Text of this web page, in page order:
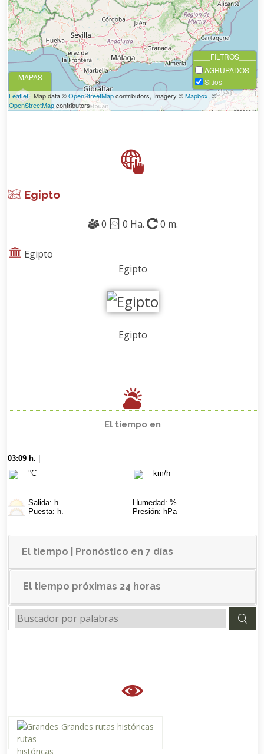
__MAPAS__
____FILTROS____
AGRUPADOS
Sitios
Leaflet| Map data ©OpenStreetMapcontributors, Imagery ©Mapbox, ©
OpenStreetMapcontributors
Egipto
0 0 Ha. 0 m.
Egipto
Egipto
Egipto
El tiempo en
03:09 h.
°C
km/h
Salida: h.
Puesta: h.
Humedad: %
Presión: hPa
El tiempo | Pronóstico en 7 días
El tiempo próximas 24 horas
Grandes rutas históricas